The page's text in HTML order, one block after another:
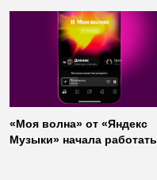
«Моя волна» от «Яндекс
Музыки» начала работать